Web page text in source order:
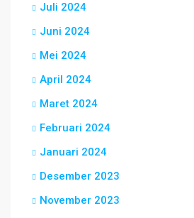
Juli 2024
Juni 2024
Mei 2024
April 2024
Maret 2024
Februari 2024
Januari 2024
Desember 2023
November 2023